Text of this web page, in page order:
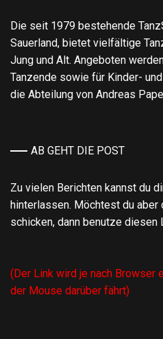
Die seit 1979 bestehende
Sauerland, bietet vielfältige
Jung und Alt. Angeboten
Tanzende sowie für Kinder-
die Abteilung von Andreas
AB GEHT DIE POST
Zu vielen Berichten kannst du
hinterlassen. Möchtest du aber
schicken, dann benutze diesen
(Der Link wird je nach Browser
der Mouse darüber fährt)